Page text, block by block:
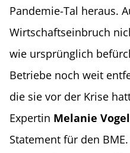
Pandemie-Tal heraus.
Wirtschaftseinbruch
wie ursprünglich
Betriebe noch weit
die sie vor der Krise
Expertin Melanie
Statement für den